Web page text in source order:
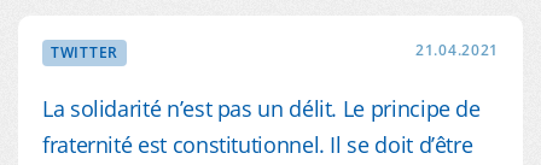
TWITTER 21.04.2021
La solidarité n’est pas un délit. Le principe de
fraternité est constitutionnel. Il se doit d’être